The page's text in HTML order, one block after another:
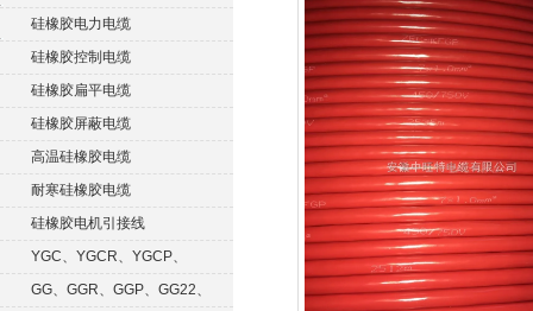
硅橡胶电力电缆
硅橡胶控制电缆
硅橡胶扁平电缆
硅橡胶屏蔽电缆
高温硅橡胶电缆
耐寒硅橡胶电缆
硅橡胶电机引接线
YGC、YGCR、YGCP、
YGCRP
GG、GGR、GGP、GG22、